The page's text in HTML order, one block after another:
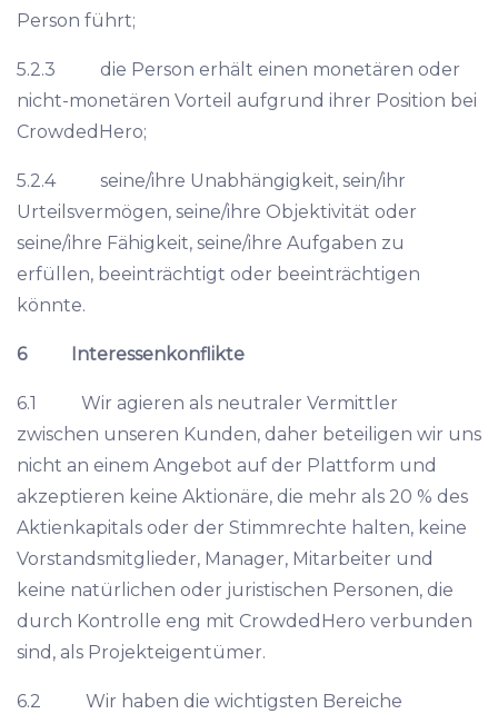
Person führt;
5.2.3 die Person erhält einen monetären oder
nicht-monetären Vorteil aufgrund ihrer Position bei
CrowdedHero;
5.2.4 seine/ihre Unabhängigkeit, sein/ihr
Urteilsvermögen, seine/ihre Objektivität oder
seine/ihre Fähigkeit, seine/ihre Aufgaben zu
erfüllen, beeinträchtigt oder beeinträchtigen
könnte.
6 Interessenkonflikte
6.1 Wir agieren als neutraler Vermittler
zwischen unseren Kunden, daher beteiligen wir uns
nicht an einem Angebot auf der Plattform und
akzeptieren keine Aktionäre, die mehr als 20 % des
Aktienkapitals oder der Stimmrechte halten, keine
Vorstandsmitglieder, Manager, Mitarbeiter und
keine natürlichen oder juristischen Personen, die
durch Kontrolle eng mit CrowdedHero verbunden
sind, als Projekteigentümer.
6.2 Wir haben die wichtigsten Bereiche